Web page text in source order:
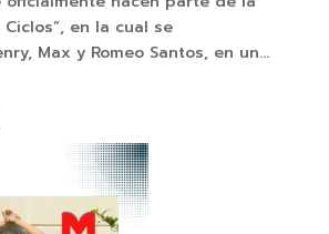
en la cual se
Max y Romeo Santos, en un...